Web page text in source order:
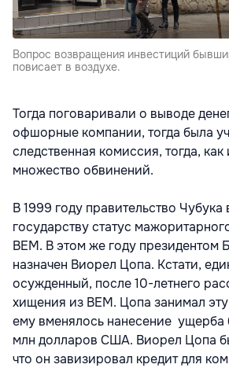
Вопрос возвращения инвестиций
повисает в воздухе.
Тогда поговаривали о выводе
офшорные компании, тогда была
следственная комиссия, тогда, как
множество обвинений.
В 1999 году правительство
государству статус
BEM. В этом же году президентом
назначен Виорел Цопа. Кстати,
осужденный, после 10-летнего
хищения из BEM. Цопа занимал
ему вменялось нанесение ущерба
млн долларов США. Виорел Цопа
что он завизировал кредит для